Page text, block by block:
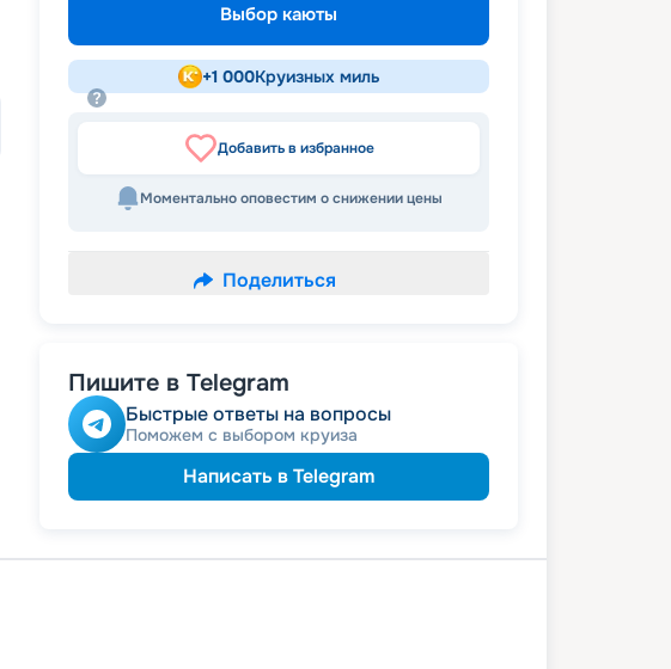
Выбор каюты
+1 000Круизных миль
Добавить в избранное
Моментально оповестим о снижении цены
Поделиться
Пишите в Telegram
Быстрые ответы на вопросы
Поможем с выбором круиза
Написать в Telegram